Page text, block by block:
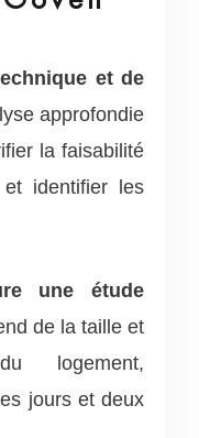
et de
approfondie
la faisabilité
identifier les
une étude
de la taille et
logement,
jours et deux